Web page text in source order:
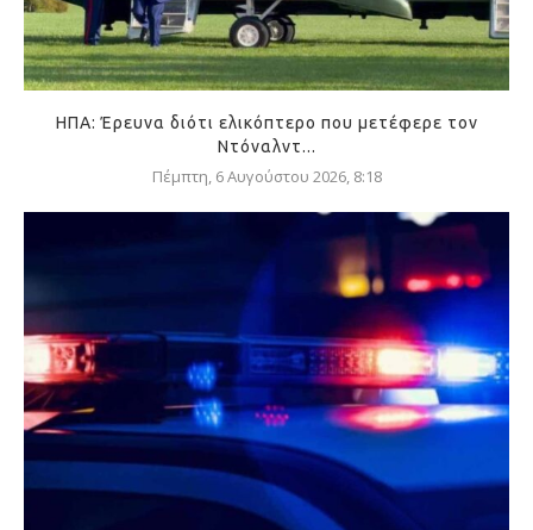
ΗΠΑ: Έρευνα διότι ελικόπτερο που μετέφερε τον
Ντόναλντ...
Πέμπτη, 6 Αυγούστου 2026, 8:18